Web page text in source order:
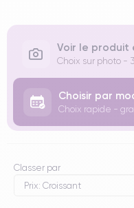
Voir le produit
Choix sur photo -
Choisir par
Choix rapide -
Classer par